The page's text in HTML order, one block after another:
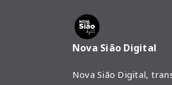
Nova Sião Digital
Nova Sião Digital,